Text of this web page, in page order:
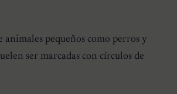
animales pequeños como perros y
ser marcadas con círculos de